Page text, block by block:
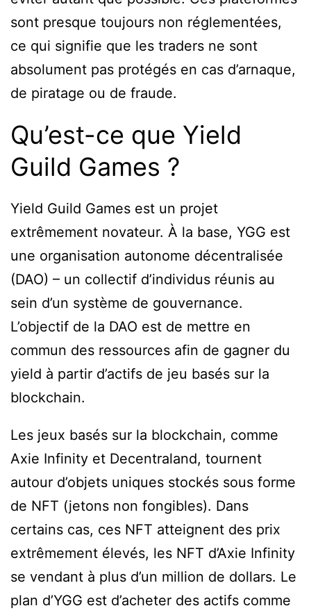
sont presque toujours non réglementées,
ce qui signifie que les traders ne sont
absolument pas protégés en cas d’arnaque,
de piratage ou de fraude.
Qu’est-ce que Yield
Guild Games ?
Yield Guild Games est un projet
extrêmement novateur. À la base, YGG est
une organisation autonome décentralisée
(DAO) – un collectif d’individus réunis au
sein d’un système de gouvernance.
L’objectif de la DAO est de mettre en
commun des ressources afin de gagner du
yield à partir d’actifs de jeu basés sur la
blockchain.
Les jeux basés sur la blockchain, comme
Axie Infinity et Decentraland, tournent
autour d’objets uniques stockés sous forme
de NFT (jetons non fongibles). Dans
certains cas, ces NFT atteignent des prix
extrêmement élevés, les NFT d’Axie Infinity
se vendant à plus d’un million de dollars. Le
plan d’YGG est d’acheter des actifs comme